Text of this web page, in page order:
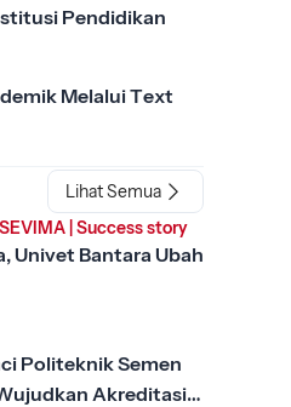
Pendidikan
Melalui Text
Lihat Semua
| Success story
Univet Bantara Ubah
Politeknik Semen
Akreditasi